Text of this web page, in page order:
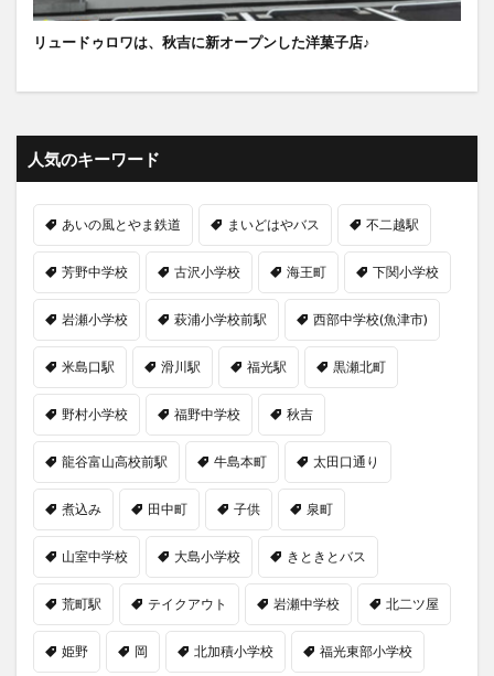
リュードゥロワは、秋吉に新オープンした洋菓子店♪
人気のキーワード
あいの風とやま鉄道 まいどはやバス 不二越駅
芳野中学校 古沢小学校 海王町 下関小学校
岩瀬小学校 萩浦小学校前駅 西部中学校(魚津市)
米島口駅 滑川駅 福光駅 黒瀬北町
野村小学校 福野中学校 秋吉
龍谷富山高校前駅 牛島本町 太田口通り
煮込み 田中町 子供 泉町
山室中学校 大島小学校 きときとバス
荒町駅 テイクアウト 岩瀬中学校 北二ツ屋
姫野 岡 北加積小学校 福光東部小学校